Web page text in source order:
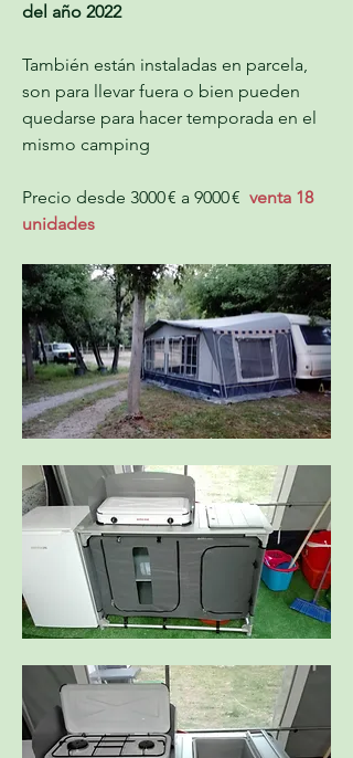
del año 2022
También están instaladas en parcela,
son para llevar fuera o bien pueden
quedarse para hacer temporada en el
mismo camping
Precio desde 3000 € a 9000 € venta 18
unidades